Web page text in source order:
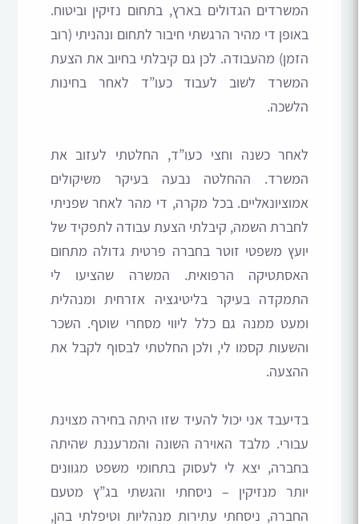
המשרדים הגדולים בארץ, בתחום נזיקין וביטוח.
באופן די מהיר הרגשתי חיבור לתחום ונהניתי (רוב
הזמן) מהעבודה. לכן גם קיבלתי בחיוב את הצעת
המשרד לשוב לעבוד כעו”ד לאחר בחינות
הלשכה.
לאחר כשנה וחצי כעו”ד, החלטתי לעזוב את
המשרד. ההחלטה נבעה בעיקר משיקולים
אמוציונאליים. בכל מקרה, די מהר לאחר שפניתי
לחברת השמה, קיבלתי הצעת עבודה לתפקיד של
יועץ משפטי זוטר בחברה פרטית גדולה מתחום
האסתטיקה הרפואית. המשרה שהציעו לי
התמקדה בעיקר בליטיגציה אזרחית ומנהלית
ומעט ממנה גם כלל ליווי מסחרי שוטף. השכר
והשעות קסמו לי, ולכן החלטתי לבסוף לקבל את
ההצעה.
בדיעבד אני יכול להעיד שזו היתה בחירה מצוינת
עבורי. מלבד האוירה השונה והמרעננת שהיתה
בחברה, יצא לי לעסוק בתחומי משפט מגוונים
יותר מנזיקין – ניסחתי והגשתי בג”ץ מטעם
החברה, ניסחתי עתירות מנהליות וטיפלתי בהן,